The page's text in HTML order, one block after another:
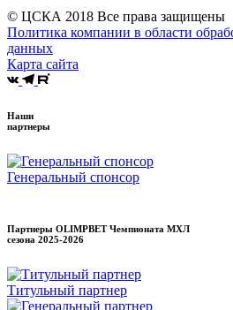
© ЦСКА 2018 Все права защищены
Политика компании в области
данных
Карта сайта
Наши
партнеры
Генеральный спонсор
Партнеры OLIMPBET Чемпионата МХЛ
сезона 2025-2026
Титульный партнер